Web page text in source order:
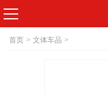
首页 > 文体车品 >